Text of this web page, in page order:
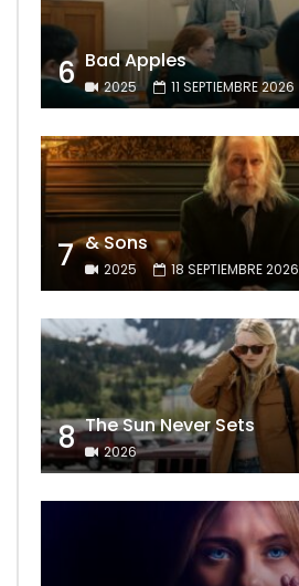
6 Bad Apples
2025 11 SEPTIEMBRE 2026
7 & Sons
2025 18 SEPTIEMBRE 2026
8 The Sun Never Sets
2026